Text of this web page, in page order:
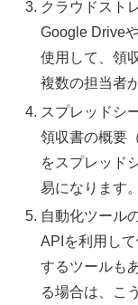
クラウドスト
Google Drive
使用して、領
複数の担当者
スプレッドシ
領収書の概要
をスプレッド
易になります。
自動化ツール
APIを利用し
するツールも
る場合は、こ